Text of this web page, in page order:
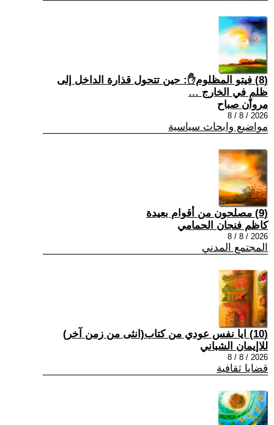
(8) فيتو المظلوم✋: حين تتحول قذارة الداخل إلى
ظلمٍ في الخارج …
مروان صباح
2026 / 8 / 8
مواضيع وابحاث سياسية
(9) مصلحون من أقوام بعيدة
كاظم فنجان الحمامي
2026 / 8 / 8
المجتمع المدني
(10) ايا نفس عودي من كتاب(انثى من زمن آخر)
للاإيمان الشباني
2026 / 8 / 8
قضايا ثقافية